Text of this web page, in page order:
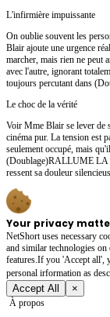
L'infirmière impuissante
On oublie souvent les
Blair ajoute une urgence
marcher, mais rien ne peut
avec l'autre, ignorant
toujours percutant dans
Le choc de la vérité
Voir Mme Blair se lever de
cinéma pur. La tension est
seulement occupé, mais
(Doublage)RALLUME LA
ressent sa douleur
Your privacy
NetShort uses necessary
and similar technologies
features.If you 'Accept all',
personal irformation as
Accept All ×
À propos